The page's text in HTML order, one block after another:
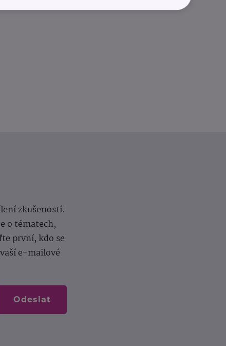
zkušeností.
o tématech,
první, kdo se
e-mailové
Odeslat